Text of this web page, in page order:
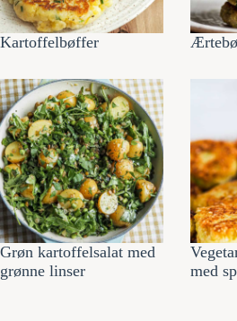
Kartoffelbøffer
Grøn kartoffelsalat med
grønne linser
med